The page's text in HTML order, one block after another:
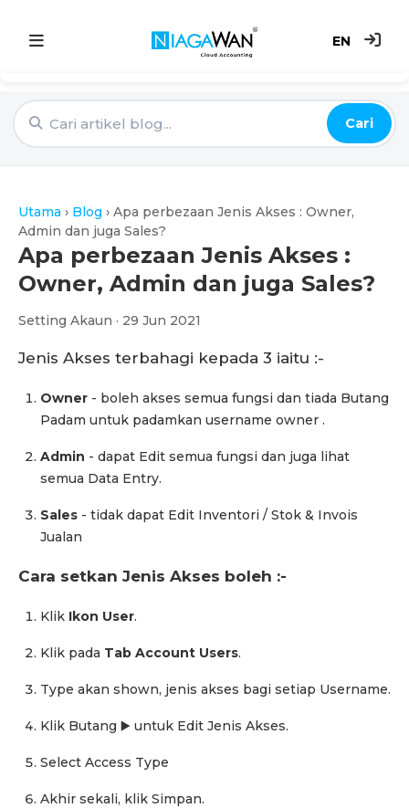
EN
e-Invoice
Harga
Blog
Cari
Utama › Blog › Apa perbezaan Jenis Akses : Owner,
Admin dan juga Sales?
Apa perbezaan Jenis Akses :
Owner, Admin dan juga Sales?
Setting Akaun · 29 Jun 2021
Jenis Akses terbahagi kepada 3 iaitu :-
Owner - boleh akses semua fungsi dan tiada Butang
Padam untuk padamkan username owner .
Admin - dapat Edit semua fungsi dan juga lihat
semua Data Entry.
Sales - tidak dapat Edit Inventori / Stok & Invois
Jualan
Cara setkan Jenis Akses boleh :-
Klik Ikon User.
Klik pada Tab Account Users.
Type akan shown, jenis akses bagi setiap Username.
Klik Butang ▶️ untuk Edit Jenis Akses.
Select Access Type
Akhir sekali, klik Simpan.